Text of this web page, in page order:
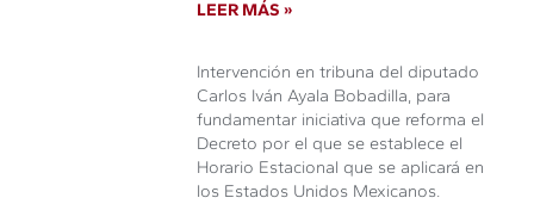
LEER MÁS »
Intervención en tribuna del diputado
Carlos Iván Ayala Bobadilla, para
fundamentar iniciativa que reforma el
Decreto por el que se establece el
Horario Estacional que se aplicará en
los Estados Unidos Mexicanos.